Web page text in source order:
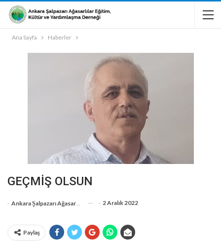
Ana Sayfa Haberler
GEÇMİŞ OLSUN
- Ankara Şalpazarı Ağasarlılar Eğitim Kültür Ve Dayanışma Derneği - 2 Aralık 2022
Paylaş